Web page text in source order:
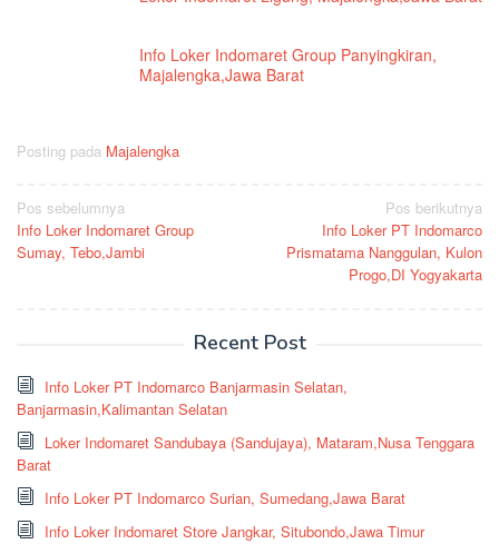
Info Loker Indomaret Group Panyingkiran,
Majalengka,Jawa Barat
Posting pada Majalengka
Navigasi
pos
Pos sebelumnya
Info Loker Indomaret Group
Sumay, Tebo,Jambi
Pos berikutnya
Info Loker PT Indomarco
Prismatama Nanggulan, Kulon
Progo,DI Yogyakarta
Recent Post
Info Loker PT Indomarco Banjarmasin Selatan,
Banjarmasin,Kalimantan Selatan
Loker Indomaret Sandubaya (Sandujaya), Mataram,Nusa Tenggara
Barat
Info Loker PT Indomarco Surian, Sumedang,Jawa Barat
Info Loker Indomaret Store Jangkar, Situbondo,Jawa Timur